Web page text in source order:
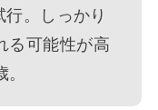
。しっかり
る可能性が高